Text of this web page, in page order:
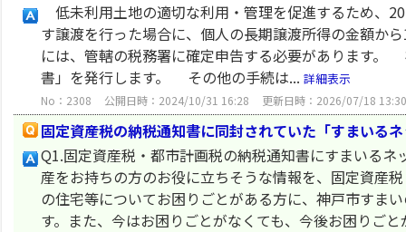
低未利用土地の適切な利用・管理を促進するため、
す譲渡を行った場合に、個人の長期譲渡所得の金額
には、管轄の税務署に確定申告する必要があります
書」を発行します。 その他の手続は... 詳細表示
No：2308 公開日時：2024/10/31 16:28 更新日時：2026/07/18 13:30
固定資産税の納税通知書に同封されていた「すまいる
Q1.固定資産税・都市計画税の納税通知書にすまいる
産をお持ちの方のお役に立ちそうな情報を、固定資産
の住宅等についてお困りごとがある方に、神戸市すま
す。また、今はお困りごとがなくても、今後お困りご